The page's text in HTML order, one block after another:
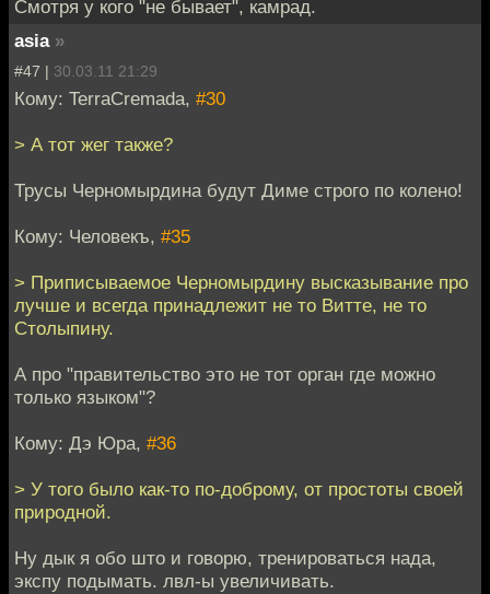
Смотря у кого "не бывает", камрад.
asia »
#47 | 30.03.11 21:29
Кому: TerraCremada, #30
> А тот жег также?
Трусы Черномырдина будут Диме строго по колено!
Кому: Человекъ, #35
> Приписываемое Черномырдину высказывание про
лучше и всегда принадлежит не то Витте, не то
Столыпину.
А про "правительство это не тот орган где можно
только языком"?
Кому: Дэ Юра, #36
> У того было как-то по-доброму, от простоты своей
природной.
Ну дык я обо што и говорю, тренироваться нада,
экспу подымать. лвл-ы увеличивать.